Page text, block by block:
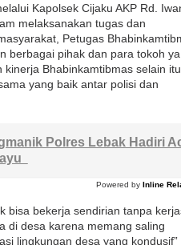
Kapolsek Cijaku AKP Rd.
melaksanakan tugas dan
Petugas
berbagai pihak dan para tokoh
Bhabinkamtibmas selain
yang baik antar polisi dan
Polres Lebak Hadiri
Powered by Inline
bisa bekerja sendirian tanpa
di desa karena memang saling
lingkungan desa yang kondusif”